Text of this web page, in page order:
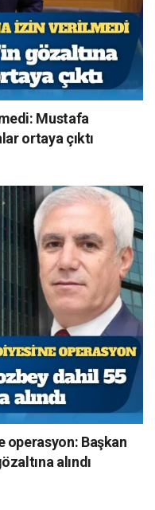
Mustafa
ortaya çıktı
operasyon: Başkan
alındı